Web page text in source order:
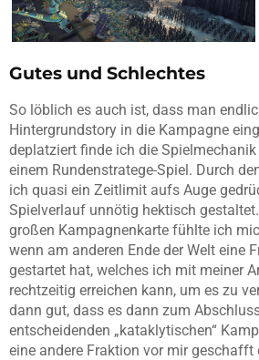
Gutes und Schlechtes
So löblich es auch ist, dass man
Hintergrundstory in die Kampagne
deplatziert finde ich die
einem Rundenstratege-Spiel. Durch
ich quasi ein Zeitlimit aufs Auge
Spielverlauf unnötig hektisch
großen Kampagnenkarte fühlte ich
wenn am anderen Ende der Welt eine
gestartet hat, welches ich mit meiner
rechtzeitig erreichen kann, um es zu
dann gut, dass es dann zum
entscheidenden „kataklytischen“
eine andere Fraktion vor mir